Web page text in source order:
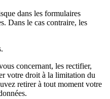
dans les formulaires
Dans le cas contraire, les
concernant, les rectifier,
votre droit à la limitation du
retirer à tout moment votre